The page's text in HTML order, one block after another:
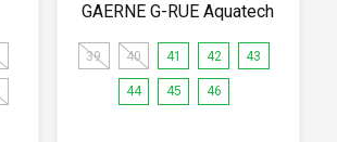
GAERNE G-RUE Aquatech
39 40 41 42 43
44 45 46